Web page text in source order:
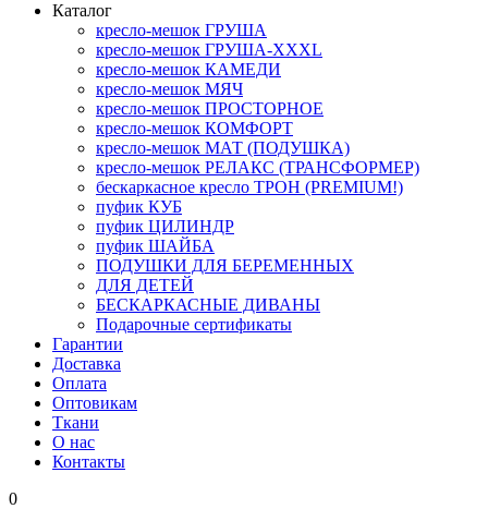
Каталог
кресло-мешок ГРУША
кресло-мешок ГРУША-XXXL
кресло-мешок КАМЕДИ
кресло-мешок МЯЧ
кресло-мешок ПРОСТОРНОЕ
кресло-мешок КОМФОРТ
кресло-мешок МАТ (ПОДУШКА)
кресло-мешок РЕЛАКС (ТРАНСФОРМЕР)
бескаркасное кресло ТРОН (PREMIUM!)
пуфик КУБ
пуфик ЦИЛИНДР
пуфик ШАЙБА
ПОДУШКИ ДЛЯ БЕРЕМЕННЫХ
ДЛЯ ДЕТЕЙ
БЕСКАРКАСНЫЕ ДИВАНЫ
Подарочные сертификаты
Гарантии
Доставка
Оплата
Оптовикам
Ткани
О нас
Контакты
0